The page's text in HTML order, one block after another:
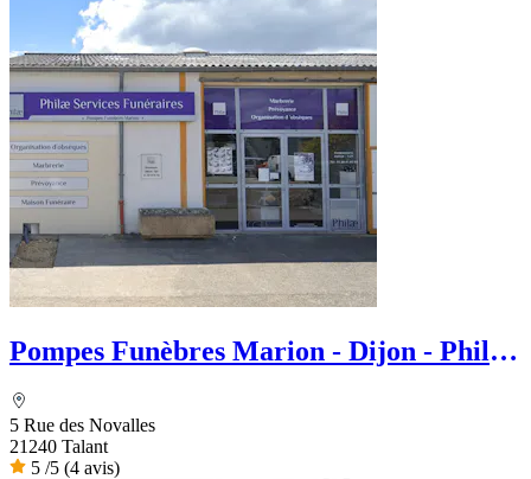
Pompes Funèbres Marion - Dijon - Philae
5 Rue des Novalles
21240 Talant
5 /5 (4 avis)